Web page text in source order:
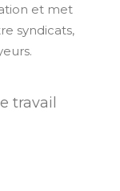
et met
syndicats,
travail